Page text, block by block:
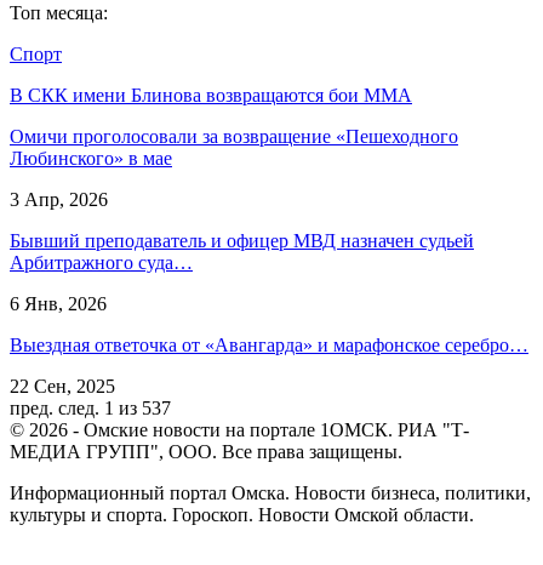
Топ месяца:
Спорт
В СКК имени Блинова возвращаются бои ММА
Омичи проголосовали за возвращение «Пешеходного
Любинского» в мае
3 Апр, 2026
Бывший преподаватель и офицер МВД назначен судьей
Арбитражного суда…
6 Янв, 2026
Выездная ответочка от «Авангарда» и марафонское серебро…
22 Сен, 2025
пред. след. 1 из 537
© 2026 - Омские новости на портале 1ОМСК. РИА "Т-
МЕДИА ГРУПП", ООО. Все права защищены.
Информационный портал Омска. Новости бизнеса, политики,
культуры и спорта. Гороскоп. Новости Омской области.